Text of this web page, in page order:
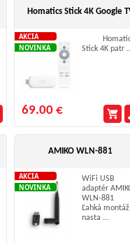
Homatics Stick 4K Google
AKCIA
NOVINKA
Stick 4K patr
69.00 €
AMIKO WLN-881
AKCIA
NOVINKA
WiFi USB
adaptér
WLN-881
Ľahká montáž
nasta ...